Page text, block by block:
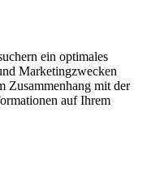
ein optimales
Marketingzwecken
Zusammenhang mit der
auf Ihrem